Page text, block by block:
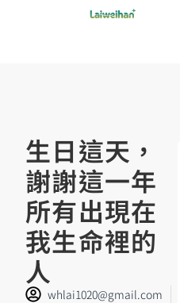
生日這天，
謝謝這一年
所有出現在
我生命裡的
人
whlai1020@gmail.com